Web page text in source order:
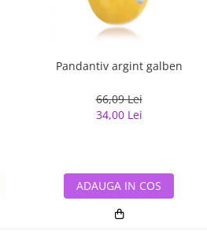
Pandantiv argint galben
66,09 Lei
34,00 Lei
ADAUGA IN COS